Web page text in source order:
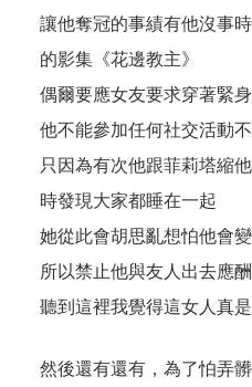
讓他奪冠的事績有他沒事
的影集《花邊教主》
偶爾要應女友要求穿著緊
他不能參加任何社交活動
只因為有次他跟菲莉塔縮
時發現大家都睡在一起
她從此會胡思亂想怕他會
所以禁止他與友人出去應酬
聽到這裡我覺得這女人真是
然後還有還有，為了怕弄